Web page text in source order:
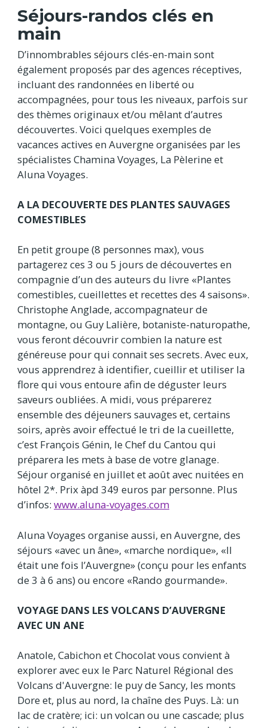
Séjours-randos clés en
main
D’innombrables séjours clés-en-main sont
également proposés par des agences réceptives,
incluant des randonnées en liberté ou
accompagnées, pour tous les niveaux, parfois sur
des thèmes originaux et/ou mêlant d’autres
découvertes. Voici quelques exemples de
vacances actives en Auvergne organisées par les
spécialistes Chamina Voyages, La Pèlerine et
Aluna Voyages.
A LA DECOUVERTE DES PLANTES SAUVAGES
COMESTIBLES
En petit groupe (8 personnes max), vous
partagerez ces 3 ou 5 jours de découvertes en
compagnie d’un des auteurs du livre «Plantes
comestibles, cueillettes et recettes des 4 saisons».
Christophe Anglade, accompagnateur de
montagne, ou Guy Lalière, botaniste-naturopathe,
vous feront découvrir combien la nature est
généreuse pour qui connait ses secrets. Avec eux,
vous apprendrez à identifier, cueillir et utiliser la
flore qui vous entoure afin de déguster leurs
saveurs oubliées. A midi, vous préparerez
ensemble des déjeuners sauvages et, certains
soirs, après avoir effectué le tri de la cueillette,
c’est François Génin, le Chef du Cantou qui
préparera les mets à base de votre glanage.
Séjour organisé en juillet et août avec nuitées en
hôtel 2*. Prix àpd 349 euros par personne. Plus
d’infos: www.aluna-voyages.com
Aluna Voyages organise aussi, en Auvergne, des
séjours «avec un âne», «marche nordique», «Il
était une fois l’Auvergne» (conçu pour les enfants
de 3 à 6 ans) ou encore «Rando gourmande».
VOYAGE DANS LES VOLCANS D’AUVERGNE
AVEC UN ANE
Anatole, Cabichon et Chocolat vous convient à
explorer avec eux le Parc Naturel Régional des
Volcans d'Auvergne: le puy de Sancy, les monts
Dore et, plus au nord, la chaîne des Puys. Là: un
lac de cratère; ici: un volcan ou une cascade; plus